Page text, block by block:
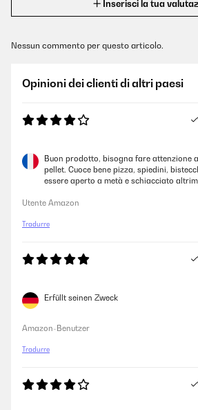
Inserisci la tua
Nessun commento per questo articolo.
Opinioni dei clienti di altri paesi
Buon prodotto, bisogna fare attenzione
pellet. Cuoce bene pizza, spiedini,
essere aperto a metà e schiacciato
Utente Amazon
Tradurre
Erfüllt seinen Zweck
Amazon-Benutzer
Tradurre